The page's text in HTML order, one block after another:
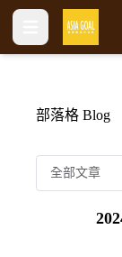
部落格 Blog